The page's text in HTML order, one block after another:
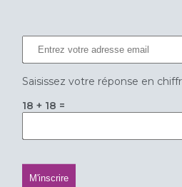
Saisissez votre réponse en
18 + 18 =